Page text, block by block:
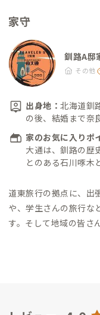
家守
釧路A邸
その他
出身地： 北海道釧
の後、結婚まで奈
家のお気に入りポ
大通は、釧路の歴
とのある石川啄木
道東旅行の拠点に、出
や、学生さんの旅行な
す。そして地域の皆さ